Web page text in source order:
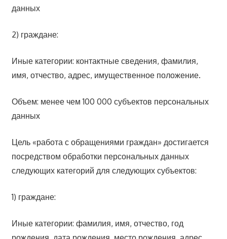
данных
2) граждане:
Иные категории: контактные сведения, фамилия,
имя, отчество, адрес, имущественное положение.
Объем: менее чем 100 000 субъектов персональных
данных
Цель «работа с обращениями граждан» достигается
посредством обработки персональных данных
следующих категорий для следующих субъектов:
1) граждане:
Иные категории: фамилия, имя, отчество, год